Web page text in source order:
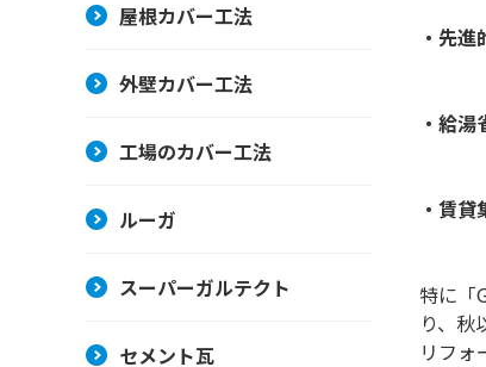
屋根カバー工法
外壁カバー工法
工場のカバー工法
ルーガ
スーパーガルテクト
セメント瓦
・先
・給
・賃
特に「
り、秋
リフォ